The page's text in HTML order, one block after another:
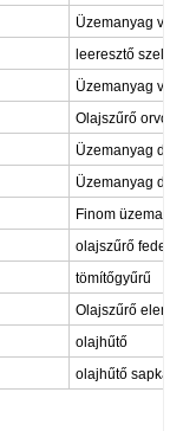
Üzemanyag víz
leeresztő szelep
Üzemanyag víz
Olajszűrő
Üzemanyag
Üzemanyag
Finom
olajszűrő fedele
tömítőgyűrű
Olajszűrő elem
olajhűtő
olajhűtő sapka